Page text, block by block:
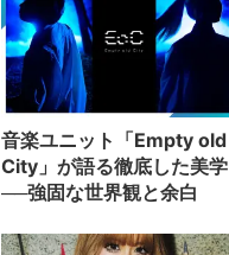
音楽ユニット「Empty old
City」が語る徹底した美学
──強固な世界観と余白